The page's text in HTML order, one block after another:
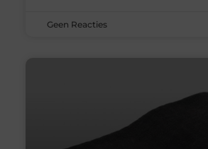
Geen Reacties